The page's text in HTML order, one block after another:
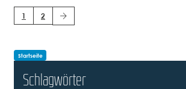
1 2
Startseite
Schlagwörter